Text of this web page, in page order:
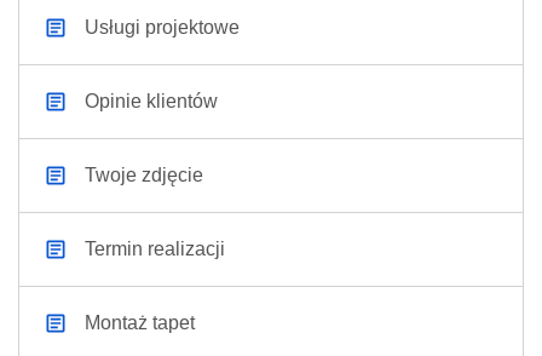
Usługi projektowe
Opinie klientów
Twoje zdjęcie
Termin realizacji
Montaż tapet